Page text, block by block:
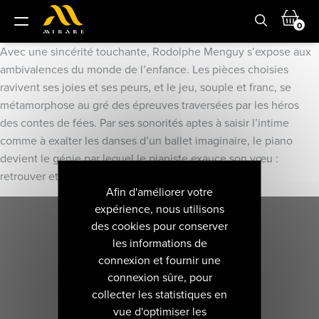
0
Avec une sincérité touchante, Rodolphe Menguy s’expose aux
ambivalences du monde de l’enfance. Les pièces choisies
ravivent ses joies et ses peurs, et le jeu, souple et franc, se
métamorphose au gré des épreuves traversées par les héros
des contes de fées. Par ses sonorités aptes à saisir l’intime
comme à exalter les danses d’un ballet imaginaire, le piano
devient le génie par lequel le pianiste exauce son vœu :
retrouver et partager l’émotion des premières fois.
Afin d'améliorer votre
expérience, nous utilisons
des cookies pour conserver
les informations de
connexion et fournir une
connexion sûre, pour
collecter les statistiques en
vue d'optimiser les